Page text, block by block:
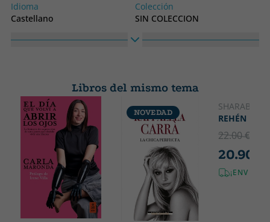
Idioma
Castellano
Colección
SIN COLECCION
Ancho
Libros del mismo tema
NOVEDAD
SHARABI, ELI
REHÉN
22.00 €
20.90 €
¡ENVÍO